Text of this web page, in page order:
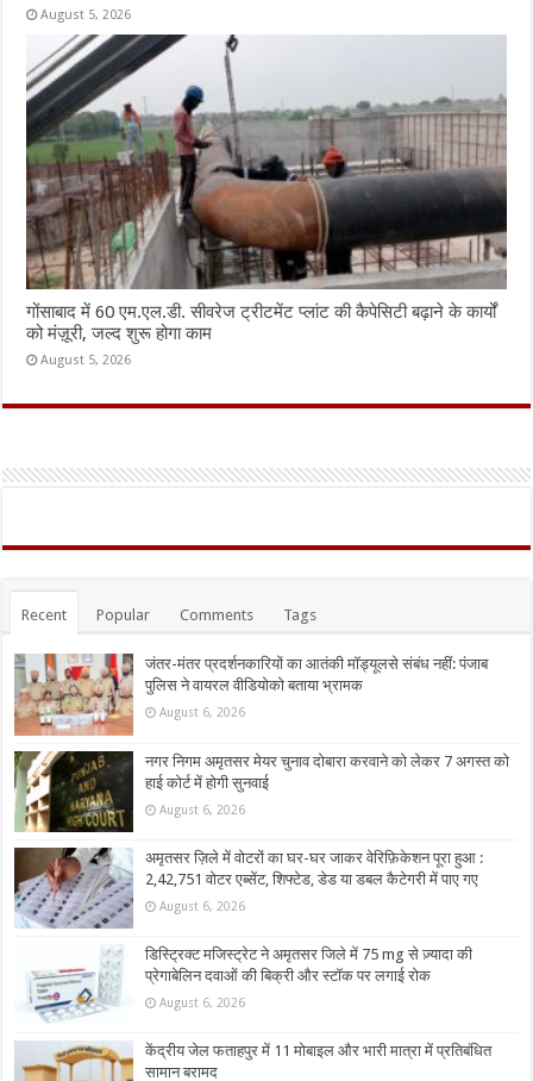
August 5, 2026
गोंसाबाद में 60 एम.एल.डी. सीवरेज ट्रीटमेंट प्लांट की कैपेसिटी बढ़ाने के कार्यों
को मंज़ूरी, जल्द शुरू होगा काम
August 5, 2026
Recent Popular Comments Tags
जंतर-मंतर प्रदर्शनकारियों का आतंकी मॉड्यूलसे संबंध नहीं: पंजाब
पुलिस ने वायरल वीडियोको बताया भ्रामक
August 6, 2026
नगर निगम अमृतसर मेयर चुनाव दोबारा करवाने को लेकर 7 अगस्त को
हाई कोर्ट में होगी सुनवाई
August 6, 2026
अमृतसर ज़िले में वोटरों का घर-घर जाकर वेरिफ़िकेशन पूरा हुआ :
2,42,751 वोटर एब्सेंट, शिफ्टेड, डेड या डबल कैटेगरी में पाए गए
August 6, 2026
डिस्ट्रिक्ट मजिस्ट्रेट ने अमृतसर जिले में 75 mg से ज़्यादा की
प्रेगाबेलिन दवाओं की बिक्री और स्टॉक पर लगाई रोक
August 6, 2026
केंद्रीय जेल फताहपुर में 11 मोबाइल और भारी मात्रा में प्रतिबंधित
सामान बरामद